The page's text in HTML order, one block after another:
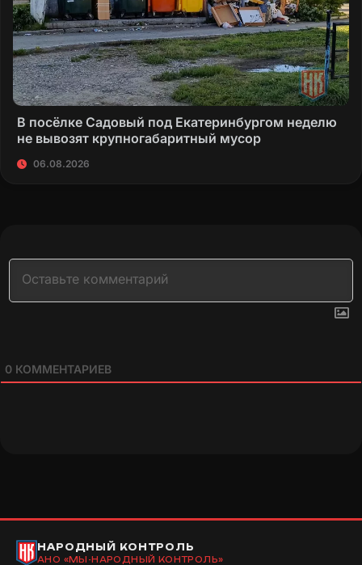
В посёлке Садовый под Екатеринбургом неделю
не вывозят крупногабаритный мусор
06.08.2026
0 КОММЕНТАРИЕВ
НАРОДНЫЙ КОНТРОЛЬ
АНО «МЫ-НАРОДНЫЙ КОНТРОЛЬ»